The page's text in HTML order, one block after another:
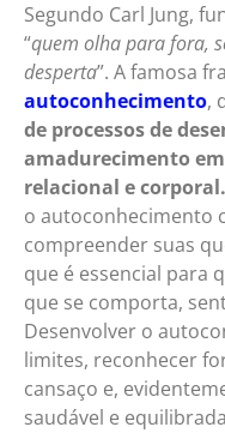
Segundo Carl Jung,
“quem olha para fora,
desperta”. A famosa
autoconhecimento,
de processos de
amadurecimento
relacional e corporal.
o autoconhecimento
compreender suas
que é essencial para
que se comporta,
Desenvolver o
limites, reconhecer
cansaço e,
saudável e